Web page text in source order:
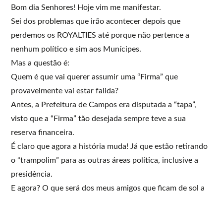
Bom dia Senhores! Hoje vim me manifestar.
Sei dos problemas que irão acontecer depois que
perdemos os ROYALTIES até porque não pertence a
nenhum político e sim aos Munícipes.
Mas a questão é:
Quem é que vai querer assumir uma “Firma” que
provavelmente vai estar falida?
Antes, a Prefeitura de Campos era disputada a “tapa”,
visto que a “Firma” tão desejada sempre teve a sua
reserva financeira.
É claro que agora a história muda! Já que estão retirando
o “trampolim” para as outras áreas política, inclusive a
presidência.
E agora? O que será dos meus amigos que ficam de sol a